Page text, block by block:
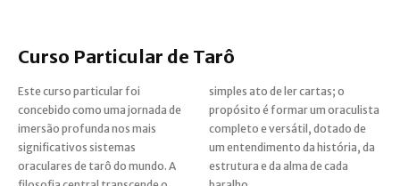
Curso Particular de Tarô
Este curso particular foi
concebido como uma jornada de
imersão profunda nos mais
significativos sistemas
oraculares de tarô do mundo. A
simples ato de ler cartas; o
propósito é formar um oraculista
completo e versátil, dotado de
um entendimento da história, da
estrutura e da alma de cada